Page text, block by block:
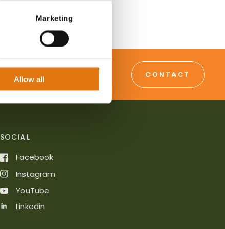
Marketing
Allow all CONTACT
SOCIAL
Facebook
Instagram
YouTube
Linkedin